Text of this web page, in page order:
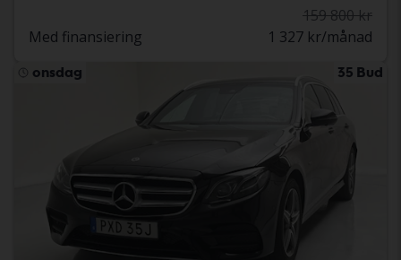
159 800 kr
Med finansiering
1 327 kr/månad
onsdag 35 Bud